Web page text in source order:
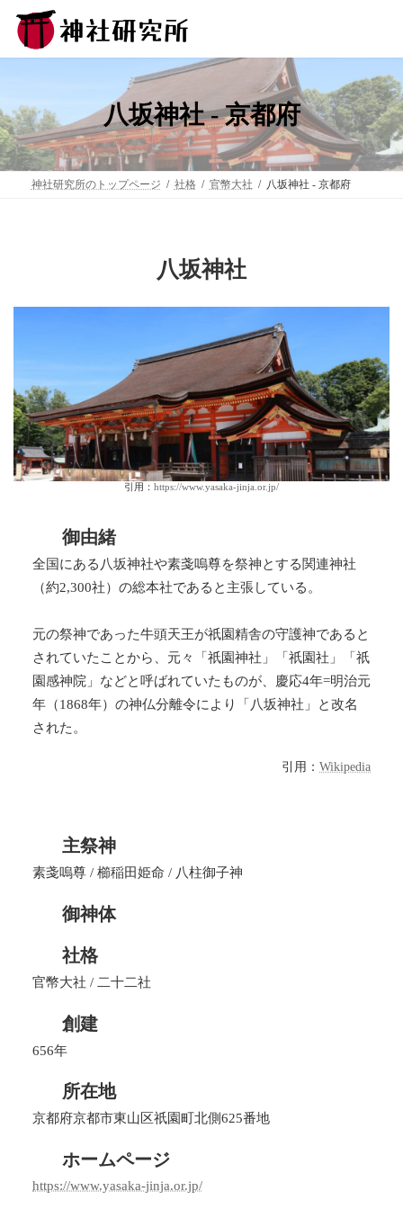
ン
キ
ッ
プ
ー
に
移
動
八坂神社 - 京都府
神社研究所のトップページ 社格 官幣大社 八坂神社 - 京都府
八坂神社
引用： https://www.yasaka-jinja.or.jp/
御由緒
全国にある八坂神社や素戔嗚尊を祭神とする関連神社
（約2,300社）の総本社であると主張している。
元の祭神であった牛頭天王が祇園精舎の守護神であると
されていたことから、元々「祇園神社」「祇園社」「祇
園感神院」などと呼ばれていたものが、慶応4年=明治元
年（1868年）の神仏分離令により「八坂神社」と改名
された。
引用： Wikipedia
主祭神
素戔嗚尊 / 櫛稲田姫命 / 八柱御子神
御神体
社格
官幣大社 / 二十二社
創建
656年
所在地
京都府京都市東山区祇園町北側625番地
ホームページ
https://www.yasaka-jinja.or.jp/